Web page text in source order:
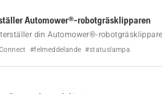
Automower®-robotgräsklipparen
din Automower®-
fel manuellt när appen anger att en
#felmeddelande #statuslampa